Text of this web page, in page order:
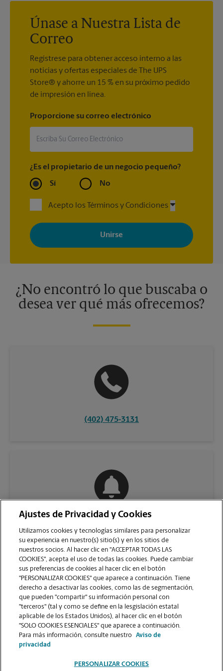
Únase a Nuestra Lista de
Correo
Regístrese para obtener acceso interno a las
noticias y ofertas especiales de The UPS
Store® y ahorre un 15 % en su próximo pedido
de impresión en línea.
Proporcione su correo electrónico
¿Es el propietario de un negocio pequeño?
Sí No
Acepto los Términos y Condiciones
Al registrarse, acepta recibir correos electrónicos de The UPS
Store con noticias, ofertas especiales, promociones y mensajes
adaptados a sus intereses. Puede darse de baja en cualquier
momento. Para más información, consulte nuestra política de
¿No encontró lo que buscaba o
desea ver qué más ofrecemos?
(402) 475-3131
VER LA PÁGINA DE LA TIENDA
Ajustes de Privacidad y Cookies
Utilizamos cookies y tecnologías similares para personalizar
su experiencia en nuestro(s) sitio(s) y en los sitios de
nuestros socios. Al hacer clic en "ACCEPTAR TODAS LAS
COOKIES", acepta el uso de todas las cookies. Puede cambiar
sus preferencias de cookies al hacer clic en el botón
"PERSONALIZAR COOKIES" que aparece a continuación. Tiene
derecho a desactivar las cookies, como las de segmentación,
que pueden "compartir" su información personal con
"terceros" (tal y como se define en la lesgislación estatal
aplicable de los Estados Unidos), al hacer clic en el botón
"SOLO COOKIES ESENCIALES" que aparece a continuación.
Para más información, consulte nuestro
Aviso de
privacidad
PERSONALIZAR COOKIES